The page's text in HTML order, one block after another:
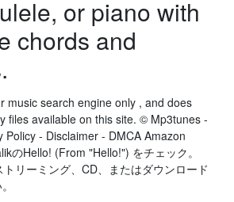
or piano with
chords and
music search engine only , and does
files available on this site. © Mp3tunes -
Policy - Disclaimer - DMCA Amazon
のHello! (From "Hello!") をチェック。
リーミング、CD、またはダウンロード